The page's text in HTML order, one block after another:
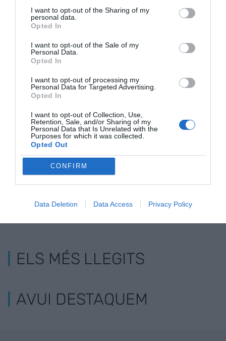
I want to opt-out of the Sharing of my
personal data.
Opted In
I want to opt-out of the Sale of my
Personal Data.
Opted In
I want to opt-out of processing my
Personal Data for Targeted Advertising.
Opted In
I want to opt-out of Collection, Use,
Retention, Sale, and/or Sharing of my
Personal Data that Is Unrelated with the
Purposes for which it was collected.
Opted Out
CONFIRM
Data Deletion Data Access Privacy Policy
RELACIONADES
"Hi ha massa
desconnexió entre
la producció i el
consum"
Elèctriques de
butxaca
preveu
ELS MÉS LLEGITS
AVUI DESTAQUEM